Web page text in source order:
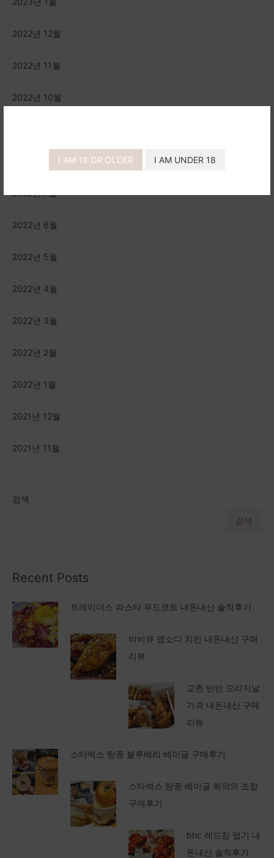
I AM 18 OR OLDER I AM UNDER 18
검색
검색
Recent Posts
트레이더스 파스타 푸드코트 내돈내산 솔직후기
비비큐 맵소디 치킨 내돈내산 구매
리뷰
교촌 반반 오리지날
가격 내돈내산 구매
리뷰
스타벅스 탕종 블루베리 베이글 구매후기
스타벅스 탕종 베이글 최악의 조합
구매후기
bhc 레드킹 맵기 내
돈내산 솔직후기
2022년 12월
2022년 11월
2022년 10월
2022년 7월
2022년 6월
2022년 5월
2022년 4월
2022년 3월
2022년 2월
2022년 1월
2021년 12월
2021년 11월